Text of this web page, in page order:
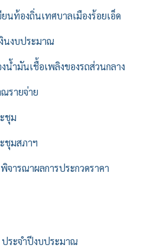
นท้องถิ่นเทศบาลเมืองร้อยเอ็ด
นงบประมาณ
น้ำมันเชื้อเพลิงของรถส่วนกลาง
รายจ่าย
ชุม
ชุมสภาฯ
จารณาผลการประกวดราคา
ประจำปีงบประมาณ